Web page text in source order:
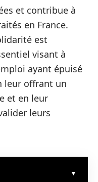
et contribue à
en France.
est
visant à
ayant épuisé
leur offrant un
et en leur
leurs